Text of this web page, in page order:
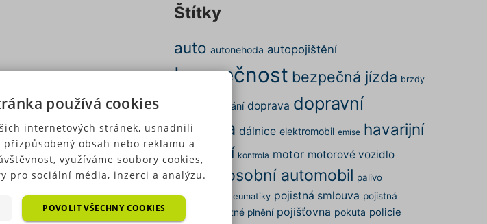
Štítky
auto autonehoda autopojištění
bezpečnost bezpečná jízda brzdy
cestování doprava dopravní
nehoda dálnice elektromobil emise havarijní
pojištění kontrola motor motorové vozidlo
nehoda osobní automobil palivo
parkování pneumatiky pojistná smlouva pojistná
pojistné plnění pojišťovna pokuta policie
používá cookies
internetových stránek, usnadnili
obsah nebo reklamu a
využíváme soubory cookies,
pro sociální média, inzerci a analýzu.
využívat pouze s Vaším
POVOLIT VŠECHNY COOKIES